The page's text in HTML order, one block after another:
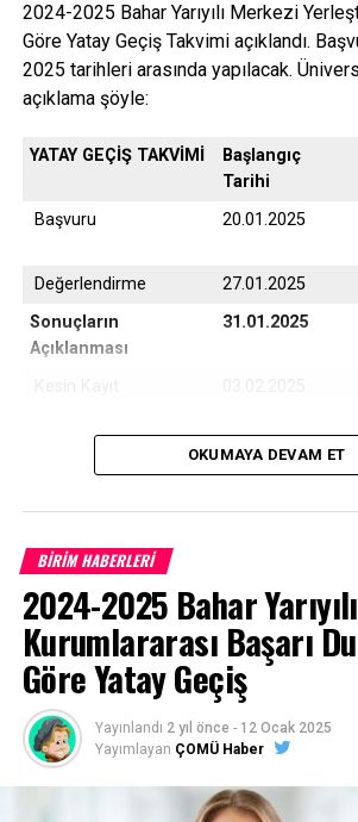
2024-2025 Bahar Yarıyılı Merkezi
Göre Yatay Geçiş Takvimi açıklandı.
2025 tarihleri arasında yapılacak.
açıklama şöyle:
YATAY GEÇİŞ TAKVİMİ
Başlangıç
Tarihi
Başvuru 20.01.2025
Değerlendirme
27.01.2025
Sonuçların
Açıklanması
31.01.2025
06.02.2025
Çanakkale Onsekiz Mart Üniversitesi son
program taban puanları içinTIKLAYINIZ
Başvurularhttps://ubys.comu.edu.tr/
tarihler arasında online (internet) olarak
OKUMAYA DEVAM ET
BİRİM HABERLERİ
2024-2025 Bahar Yarıyılı
Kurumlararası Başarı
Göre Yatay Geçiş
Yayınlandı 2 yıl önce - 12 Ocak 2025
Yayımlayan ÇOMÜ Haber